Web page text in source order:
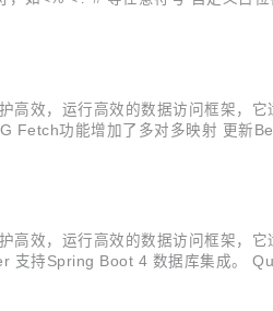
效，运行高效的数据访问框架，
Fetch功能增加了多对多映射 更新
效，运行高效的数据访问框架，
持Spring Boot 4 数据库集成。